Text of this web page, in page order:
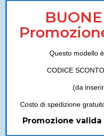
Questo modello
CODICE
(da
Costo di spedizione
Promozione valida